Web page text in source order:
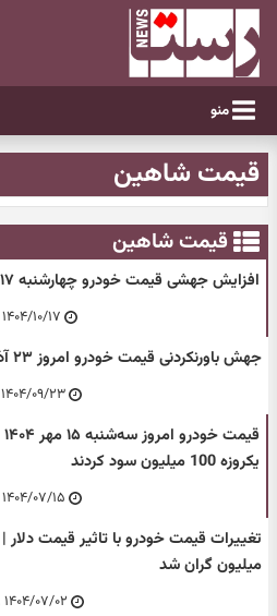
منو
قیمت شاهین
قیمت شاهین
افزایش جهشی قیمت خودرو چهارشنبه ۱۷ دی
۱۴۰۴/۱۰/۱۷ ۱۰:۴۰
جهش باورنکردنی قیمت خودرو امروز ۲۳ آذر ۱۴۰۴
۱۴۰۴/۰۹/۲۳ ۰۹:۰۹
یکروزه 100 میلیون سود کردند
۱۴۰۴/۰۷/۱۵ ۱۰:۲۷
میلیون گران شد
۱۴۰۴/۰۷/۰۲ ۰۹:۲۸